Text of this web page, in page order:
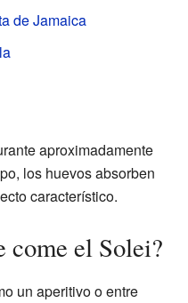
de Jamaica
aproximadamente
los huevos absorben
característico.
come el Solei?
un aperitivo o entre